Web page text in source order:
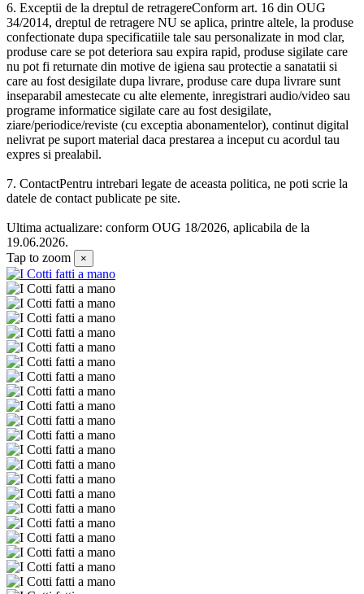
6. Exceptii de la dreptul de retragereConform art. 16 din OUG
34/2014, dreptul de retragere NU se aplica, printre altele, la produse
confectionate dupa specificatiile tale sau personalizate in mod clar,
produse care se pot deteriora sau expira rapid, produse sigilate care
nu pot fi returnate din motive de igiena sau protectie a sanatatii si
care au fost desigilate dupa livrare, produse care dupa livrare sunt
inseparabil amestecate cu alte elemente, inregistrari audio/video sau
programe informatice sigilate care au fost desigilate,
ziare/periodice/reviste (cu exceptia abonamentelor), continut digital
nelivrat pe suport material daca prestarea a inceput cu acordul tau
expres si prealabil.
7. ContactPentru intrebari legate de aceasta politica, ne poti scrie la
datele de contact publicate pe site.
Ultima actualizare: conform OUG 18/2026, aplicabila de la
19.06.2026.
Tap to zoom
×